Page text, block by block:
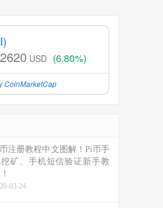
USD (6.80%)
CoinMarketCap
注册教程中文图解！Pi币手
矿、手机短信验证新手教
03-24